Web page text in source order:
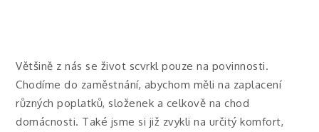
Většině z nás se život scvrkl pouze na povinnosti.
Chodíme do zaměstnání, abychom měli na zaplacení
různých poplatků, složenek a celkově na chod
domácnosti. Také jsme si již zvykli na určitý komfort,